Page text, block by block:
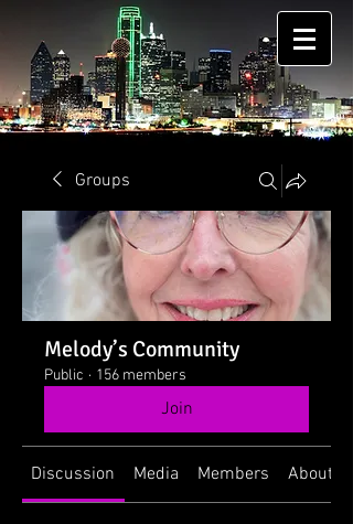
Groups
Melody’s Community
Public · 156 members
Join
Discussion Media Members About